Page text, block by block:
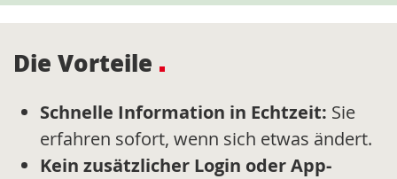
Die Vorteile
Schnelle Information in Echtzeit: Sie
erfahren sofort, wenn sich etwas ändert.
Kein zusätzlicher Login oder App-